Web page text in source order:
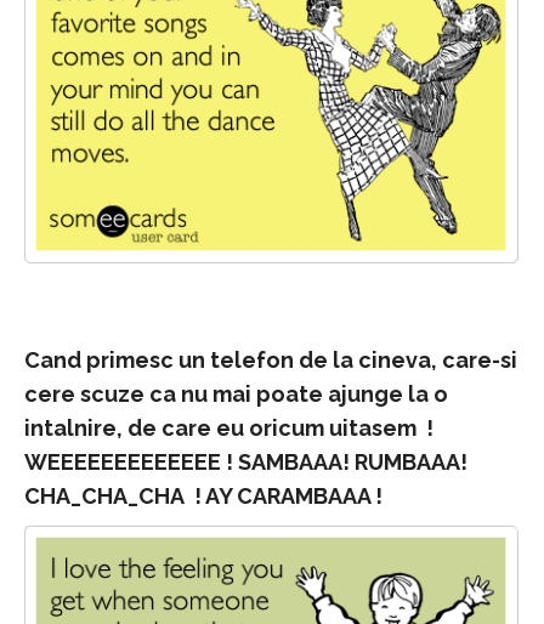
Cand primesc un telefon de la cineva, care-si
cere scuze ca nu mai poate ajunge la o
intalnire, de care eu oricum uitasem !
WEEEEEEEEEEEEE ! SAMBAAA! RUMBAAA!
CHA_CHA_CHA ! AY CARAMBAAA !